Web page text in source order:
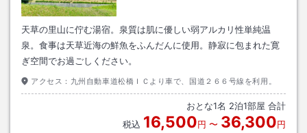
天草の里山に佇む湯宿。泉質は肌に優しい弱アルカリ性単純温
泉。食事は天草近海の鮮魚をふんだんに使用。静寂に包まれた寛
ぎ空間でお過ごしください。
アクセス： 九州自動車道松橋ＩＣより車で、国道２６６号線を利用。
おとな1名 2泊1部屋 合計
税込 16,500円 〜 36,300円